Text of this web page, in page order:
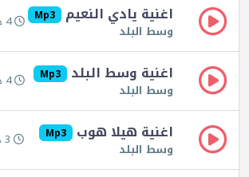
اغنية يادي النعيم Mp3
وسط البلد 4 دقائق 20 ثانية
اغنية وسط البلد Mp3
وسط البلد 4 دقائق 25 ثانية
اغنية هيلا هوب Mp3
وسط البلد 3 دقائق 7 ثواني